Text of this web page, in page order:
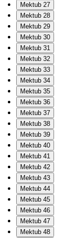
Mektub 27
Mektub 28
Mektub 29
Mektub 30
Mektub 31
Mektub 32
Mektub 33
Mektub 34
Mektub 35
Mektub 36
Mektub 37
Mektub 38
Mektub 39
Mektub 40
Mektub 41
Mektub 42
Mektub 43
Mektub 44
Mektub 45
Mektub 46
Mektub 47
Mektub 48